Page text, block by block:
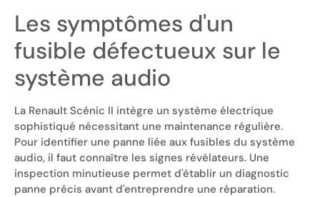
Les symptômes d'un
fusible défectueux sur le
système audio
La Renault Scénic II intègre un système électrique
sophistiqué nécessitant une maintenance régulière.
Pour identifier une panne liée aux fusibles du système
audio, il faut connaître les signes révélateurs. Une
inspection minutieuse permet d'établir un diagnostic
panne précis avant d'entreprendre une réparation.